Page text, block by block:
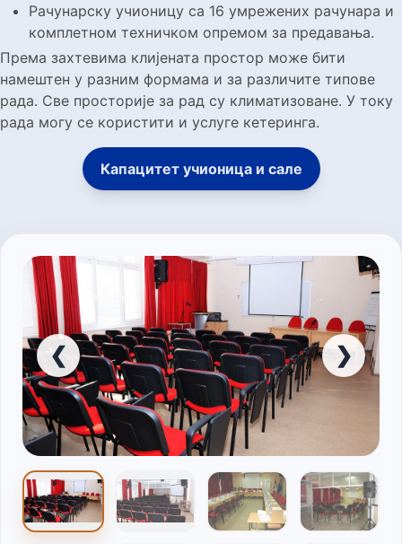
Рачунарску учионицу са 16 умрежених рачунара и
комплетном техничком опремом за предавања.
Према захтевима клијената простор може бити
намештен у разним формама и за различите типове
рада. Све просторије за рад су климатизоване. У току
рада могу се користити и услуге кетеринга.
Капацитет учионица и сале
❮ ❯